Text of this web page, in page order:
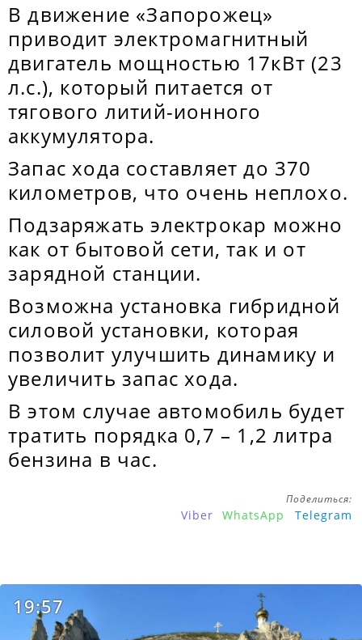
В движение «Запорожец»
приводит электромагнитный
двигатель мощностью 17кВт (23
л.с.), который питается от
тягового литий-ионного
аккумулятора.
Запас хода составляет до 370
километров, что очень неплохо.
Подзаряжать электрокар можно
как от бытовой сети, так и от
зарядной станции.
Возможна установка гибридной
силовой установки, которая
позволит улучшить динамику и
увеличить запас хода.
В этом случае автомобиль будет
тратить порядка 0,7 – 1,2 литра
бензина в час.
Поделиться:
Viber WhatsApp Telegram
19:57